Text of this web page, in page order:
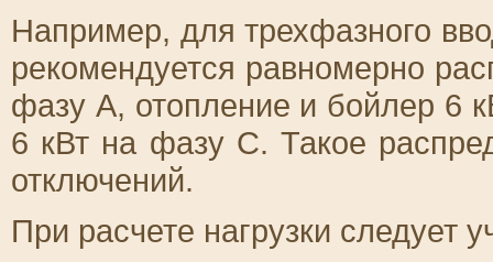
Например, для трехфазного
рекомендуется равномерно
фазу A, отопление и бойлер 6
6 кВт на фазу C. Такое
отключений.
При расчете нагрузки следует